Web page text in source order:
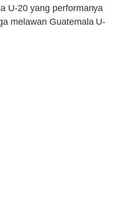
U-20 yang performanya
melawan Guatemala U-